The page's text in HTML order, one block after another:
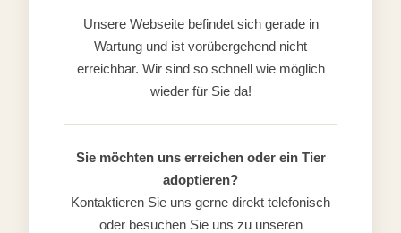
Unsere Webseite befindet sich gerade in
Wartung und ist vorübergehend nicht
erreichbar. Wir sind so schnell wie möglich
wieder für Sie da!
Sie möchten uns erreichen oder ein Tier
adoptieren?
Kontaktieren Sie uns gerne direkt telefonisch
oder besuchen Sie uns zu unseren